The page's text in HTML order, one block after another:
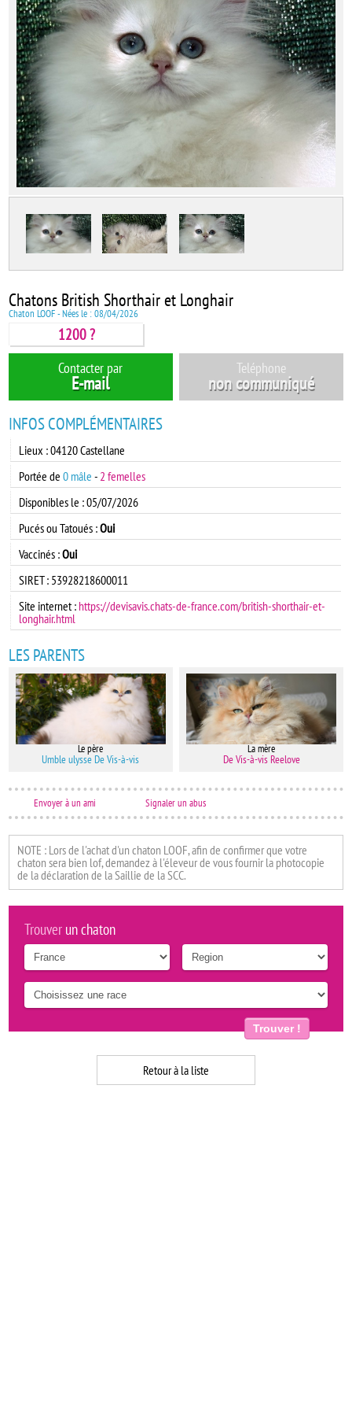
Chatons British Shorthair et Longhair
Chaton LOOF - Nées le : 08/04/2026
1200 ?
Contacter par
E-mail
Teléphone
non communiqué
INFOS COMPLÉMENTAIRES
Lieux : 04120 Castellane
Portée de0 mâle - 2 femelles
Disponibles le : 05/07/2026
Pucés ou Tatoués :Oui
Vaccinés :Oui
SIRET : 53928218600011
Site internet : https://devisavis.chats-de-france.com/british-shorthair-et-
longhair.html
LES PARENTS
Le père
Umble ulysse De Vis-à-vis
La mère
De Vis-à-vis Reelove
Envoyer à un ami Signaler un abus
NOTE : Lors de l'achat d'un chaton LOOF, afin de confirmer que votre
chaton sera bien lof, demandez à l'éleveur de vous fournir la photocopie
de la déclaration de la Saillie de la SCC.
Trouver un chaton
Trouver !
Retour à la liste